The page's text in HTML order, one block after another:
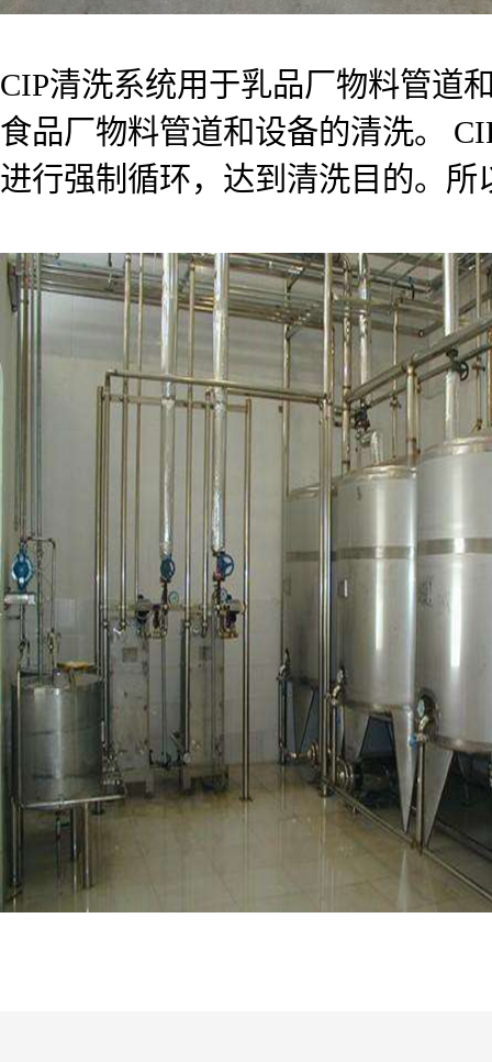
CIP清洗系统用于乳品厂物料管道
食品厂物料管道和设备的清洗。
进行强制循环，达到清洗目的。